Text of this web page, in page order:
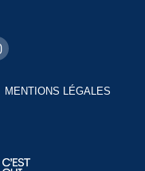
MENTIONS LÉGALES